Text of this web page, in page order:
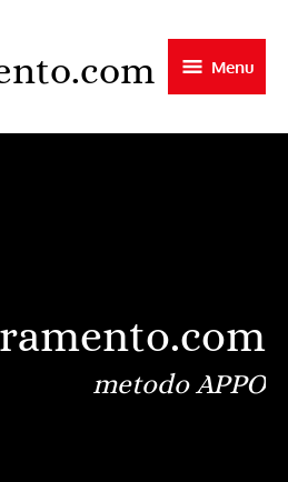
Menu
metodo APPO